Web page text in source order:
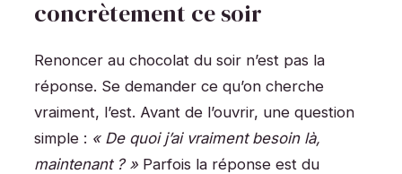
concrètement ce soir
Renoncer au chocolat du soir n’est pas la
réponse. Se demander ce qu’on cherche
vraiment, l’est. Avant de l’ouvrir, une question
simple : « De quoi j’ai vraiment besoin là,
maintenant ? » Parfois la réponse est du